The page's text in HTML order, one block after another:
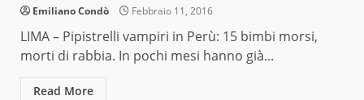
Emiliano Condò Febbraio 11, 2016
LIMA – Pipistrelli vampiri in Perù: 15 bimbi morsi,
morti di rabbia. In pochi mesi hanno già...
Read More